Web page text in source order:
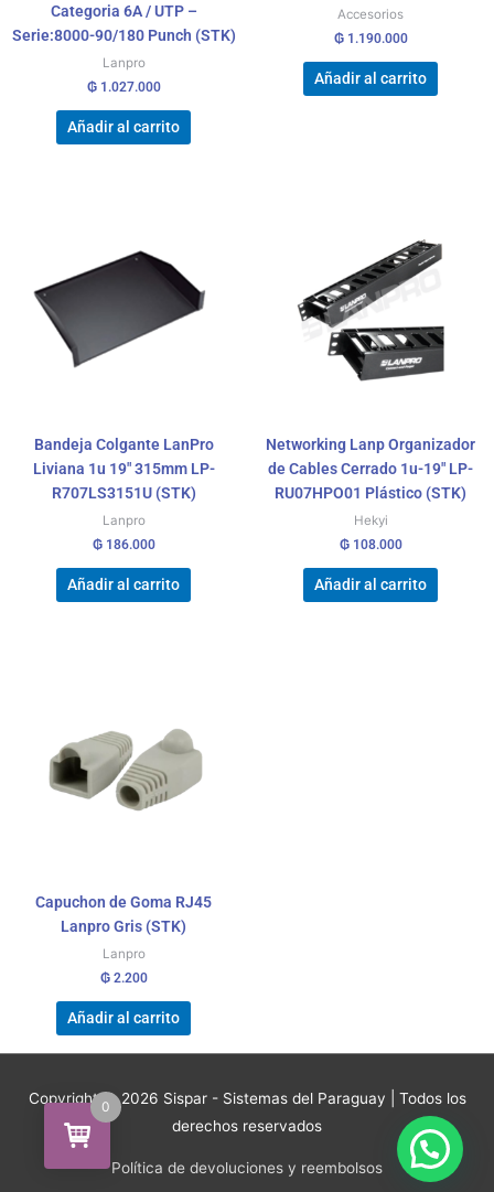
Categoria 6A / UTP –
Serie:8000-90/180 Punch (STK)
Lanpro
₲1.027.000
Añadir al carrito
Accesorios
₲1.190.000
Añadir al carrito
Bandeja Colgante LanPro
Liviana 1u 19″ 315mm LP-
R707LS3151U (STK)
Lanpro
₲186.000
Añadir al carrito
Networking Lanp Organizador
de Cables Cerrado 1u-19″ LP-
RU07HPO01 Plástico (STK)
Hekyi
₲108.000
Añadir al carrito
Capuchon de Goma RJ45
Lanpro Gris (STK)
Lanpro
₲2.200
Añadir al carrito
Copyright © 2026 Sispar - Sistemas del Paraguay | Todos los
derechos reservados
Política de devoluciones y reembolsos
0